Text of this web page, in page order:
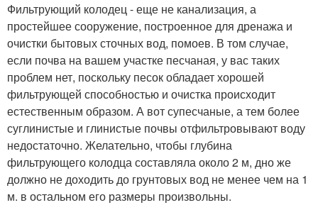
Фильтрующий колодец - еще не канализация, а
простейшее сооружение, построенное для дренажа и
очистки бытовых сточных вод, помоев. В том случае,
если почва на вашем участке песчаная, у вас таких
проблем нет, поскольку песок обладает хорошей
фильтрующей способностью и очистка происходит
естественным образом. А вот супесчаные, а тем более
суглинистые и глинистые почвы отфильтровывают воду
недостаточно. Желательно, чтобы глубина
фильтрующего колодца составляла около 2 м, дно же
должно не доходить до грунтовых вод не менее чем на 1
м. в остальном его размеры произвольны.